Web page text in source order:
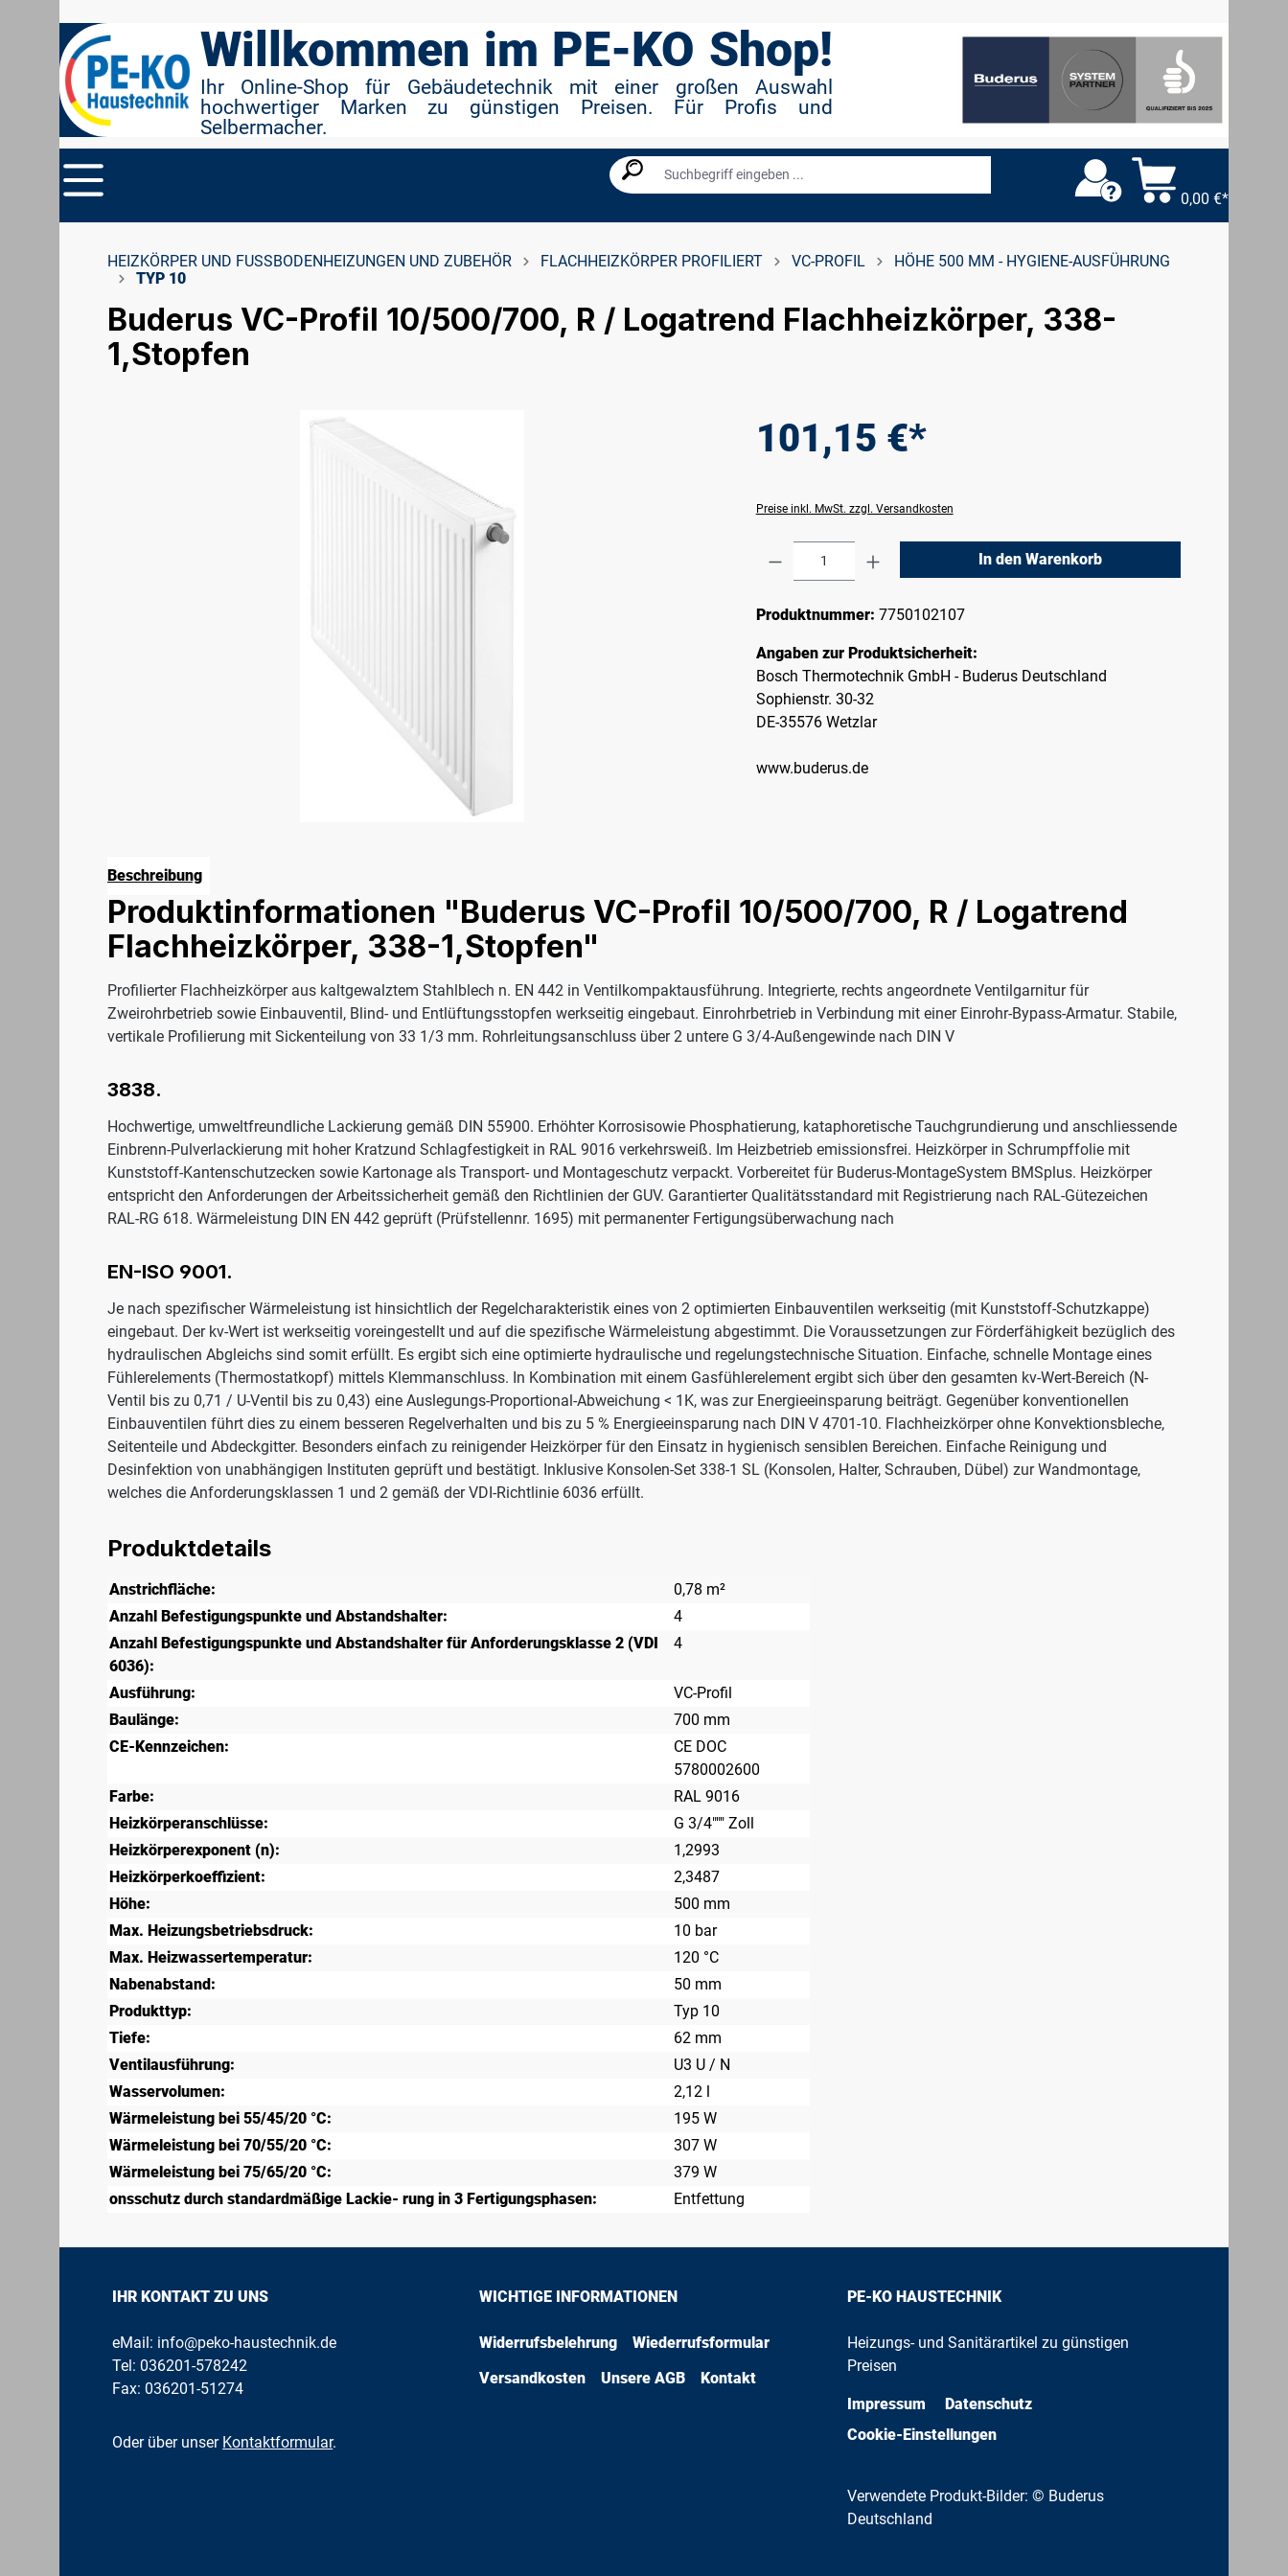
Suche springen
Willkommen im PE-KO Shop!
Ihr Online-Shop für Gebäudetechnik mit einer großen Auswahl
hochwertiger Marken zu günstigen Preisen. Für Profis und
Selbermacher.
0,00 €*
HEIZKÖRPER UND FUSSBODENHEIZUNGEN UND ZUBEHÖR FLACHHEIZKÖRPER PROFILIERT VC-PROFIL
HÖHE 500 MM - HYGIENE-AUSFÜHRUNG
TYP 10
Buderus VC-Profil 10/500/700, R / Logatrend Flachheizkörper, 338-
1,Stopfen
101,15 €*
Preise inkl. MwSt. zzgl. Versandkosten
Produkt Anzahl: Gib den gewünschten Wert ein
In den Warenkorb
Produktnummer: 7750102107
Angaben zur Produktsicherheit:
Bosch Thermotechnik GmbH - Buderus Deutschland
Sophienstr. 30-32
DE-35576 Wetzlar
www.buderus.de
Beschreibung
Produktinformationen "Buderus VC-Profil 10/500/700, R / Logatrend
Flachheizkörper, 338-1,Stopfen"
Profilierter Flachheizkörper aus kaltgewalztem Stahlblech n. EN 442 in Ventilkompaktausführung. Integrierte, rechts angeordnete Ventilgarnitur für
Zweirohrbetrieb sowie Einbauventil, Blind- und Entlüftungsstopfen werkseitig eingebaut. Einrohrbetrieb in Verbindung mit einer Einrohr-Bypass-Armatur. Stabile,
vertikale Profilierung mit Sickenteilung von 33 1/3 mm. Rohrleitungsanschluss über 2 untere G 3/4-Außengewinde nach DIN V
3838.
Hochwertige, umweltfreundliche Lackierung gemäß DIN 55900. Erhöhter Korrosisowie Phosphatierung, kataphoretische Tauchgrundierung und anschliessende
Einbrenn-Pulverlackierung mit hoher Kratzund Schlagfestigkeit in RAL 9016 verkehrsweiß. Im Heizbetrieb emissionsfrei. Heizkörper in Schrumpffolie mit
Kunststoff-Kantenschutzecken sowie Kartonage als Transport- und Montageschutz verpackt. Vorbereitet für Buderus-MontageSystem BMSplus. Heizkörper
entspricht den Anforderungen der Arbeitssicherheit gemäß den Richtlinien der GUV. Garantierter Qualitätsstandard mit Registrierung nach RAL-Gütezeichen
RAL-RG 618. Wärmeleistung DIN EN 442 geprüft (Prüfstellennr. 1695) mit permanenter Fertigungsüberwachung nach
EN-ISO 9001.
Je nach spezifischer Wärmeleistung ist hinsichtlich der Regelcharakteristik eines von 2 optimierten Einbauventilen werkseitig (mit Kunststoff-Schutzkappe)
eingebaut. Der kv-Wert ist werkseitig voreingestellt und auf die spezifische Wärmeleistung abgestimmt. Die Voraussetzungen zur Förderfähigkeit bezüglich des
hydraulischen Abgleichs sind somit erfüllt. Es ergibt sich eine optimierte hydraulische und regelungstechnische Situation. Einfache, schnelle Montage eines
Fühlerelements (Thermostatkopf) mittels Klemmanschluss. In Kombination mit einem Gasfühlerelement ergibt sich über den gesamten kv-Wert-Bereich (N-
Ventil bis zu 0,71 / U-Ventil bis zu 0,43) eine Auslegungs-Proportional-Abweichung < 1K, was zur Energieeinsparung beiträgt. Gegenüber konventionellen
Einbauventilen führt dies zu einem besseren Regelverhalten und bis zu 5 % Energieeinsparung nach DIN V 4701-10. Flachheizkörper ohne Konvektionsbleche,
Seitenteile und Abdeckgitter. Besonders einfach zu reinigender Heizkörper für den Einsatz in hygienisch sensiblen Bereichen. Einfache Reinigung und
Desinfektion von unabhängigen Instituten geprüft und bestätigt. Inklusive Konsolen-Set 338-1 SL (Konsolen, Halter, Schrauben, Dübel) zur Wandmontage,
welches die Anforderungsklassen 1 und 2 gemäß der VDI-Richtlinie 6036 erfüllt.
Produktdetails
Anstrichfläche:
0,78 m²
Anzahl Befestigungspunkte und Abstandshalter:
4
Anzahl Befestigungspunkte und Abstandshalter für Anforderungsklasse 2 (VDI
6036):
4
Ausführung:
VC-Profil
Baulänge:
700 mm
CE-Kennzeichen:
CE DOC
5780002600
Farbe:
RAL 9016
Heizkörperanschlüsse:
G 3/4""" Zoll
Heizkörperexponent (n):
1,2993
Heizkörperkoeffizient:
2,3487
Höhe:
500 mm
Max. Heizungsbetriebsdruck:
10 bar
Max. Heizwassertemperatur:
120 °C
Nabenabstand:
50 mm
Produkttyp:
Typ 10
Tiefe:
62 mm
Ventilausführung:
U3 U / N
Wasservolumen:
2,12 l
Wärmeleistung bei 55/45/20 °C:
195 W
Wärmeleistung bei 70/55/20 °C:
307 W
Wärmeleistung bei 75/65/20 °C:
379 W
onsschutz durch standardmäßige Lackie- rung in 3 Fertigungsphasen:
Entfettung
IHR KONTAKT ZU UNS
eMail: info@peko-haustechnik.de
Tel:036201-578242
Fax: 036201-51274
Oder über unser Kontaktformular.
WICHTIGE INFORMATIONEN
Widerrufsbelehrung
Wiederrufsformular
Versandkosten
Unsere AGB Kontakt
PE-KO HAUSTECHNIK
Heizungs- und Sanitärartikel zu günstigen
Preisen
Impressum
Datenschutz
Cookie-Einstellungen
Verwendete Produkt-Bilder: © Buderus
Deutschland